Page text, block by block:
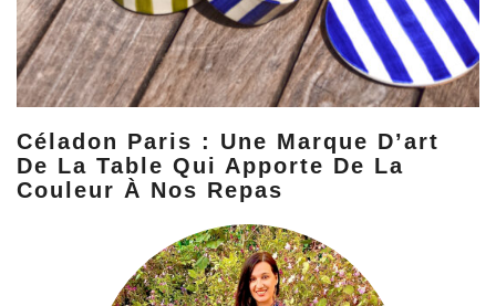
Céladon Paris : Une Marque D’art
De La Table Qui Apporte De La
Couleur À Nos Repas